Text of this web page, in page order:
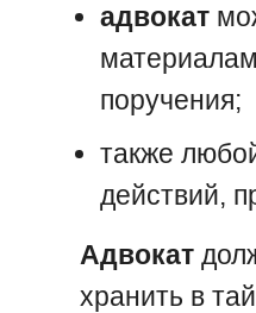
адвокат
поручения;
также
действий,
Адвокат
хранить в